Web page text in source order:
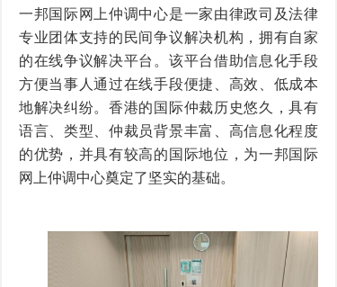
一邦国际网上仲调中心是一家由律政司及法律
专业团体支持的民间争议解决机构，拥有自家
的在线争议解决平台。该平台借助信息化手段
方便当事人通过在线手段便捷、高效、低成本
地解决纠纷。香港的国际仲裁历史悠久，具有
语言、类型、仲裁员背景丰富、高信息化程度
的优势，并具有较高的国际地位，为一邦国际
网上仲调中心奠定了坚实的基础。